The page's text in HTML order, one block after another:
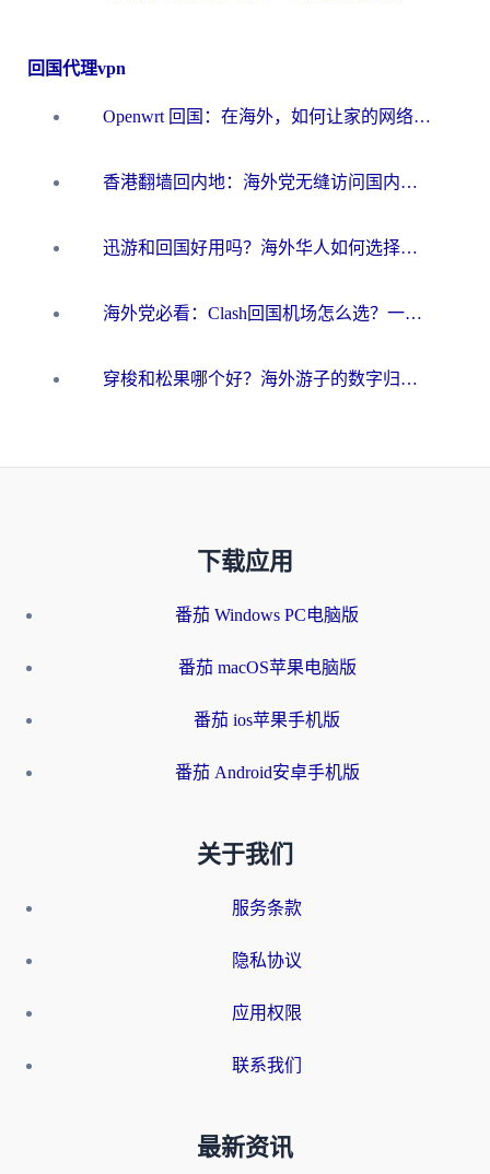
回国代理vpn
Openwrt 回国：在海外，如何让家的网络触手可及
香港翻墙回内地：海外党无缝访问国内资源的加速器选择全攻略
迅游和回国好用吗？海外华人如何选择靠谱的回国加速器
海外党必看：Clash回国机场怎么选？一篇搞定无缝访问国内资源的全攻略
穿梭和松果哪个好？海外游子的数字归乡路，到底该怎么选
下载应用
番茄 Windows PC电脑版
番茄 macOS苹果电脑版
番茄 ios苹果手机版
番茄 Android安卓手机版
关于我们
服务条款
隐私协议
应用权限
联系我们
最新资讯